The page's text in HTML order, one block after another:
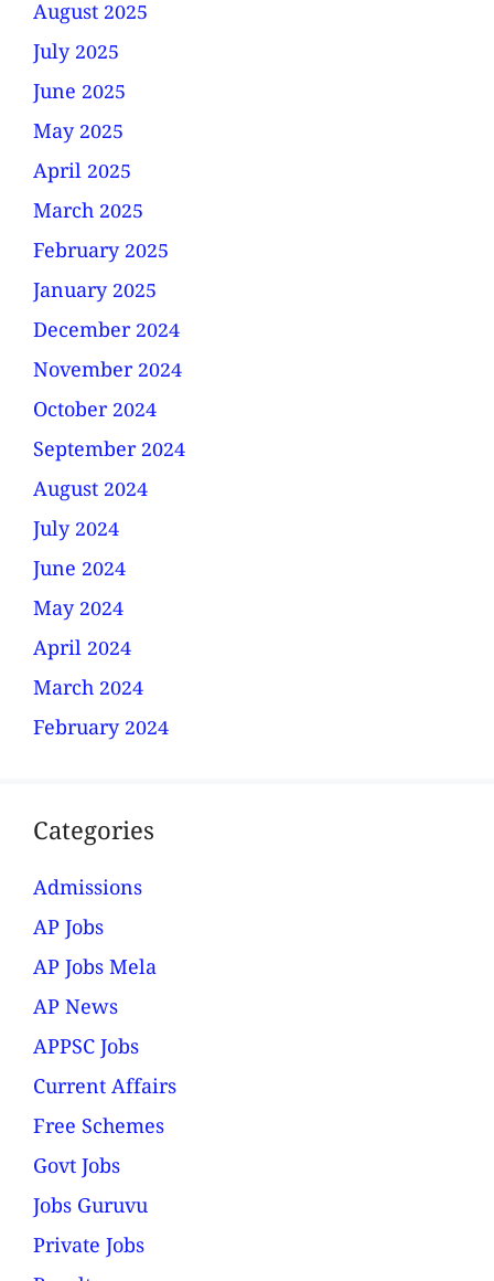
August 2025
July 2025
June 2025
May 2025
April 2025
March 2025
February 2025
January 2025
December 2024
November 2024
October 2024
September 2024
August 2024
July 2024
June 2024
May 2024
April 2024
March 2024
February 2024
Categories
Admissions
AP Jobs
AP Jobs Mela
AP News
APPSC Jobs
Current Affairs
Free Schemes
Govt Jobs
Jobs Guruvu
Private Jobs